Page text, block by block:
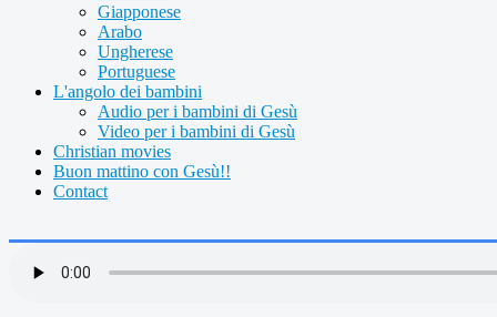
Giapponese
Arabo
Ungherese
Portuguese
L'angolo dei bambini
Audio per i bambini di Gesù
Video per i bambini di Gesù
Christian movies
Buon mattino con Gesù!!
Contact